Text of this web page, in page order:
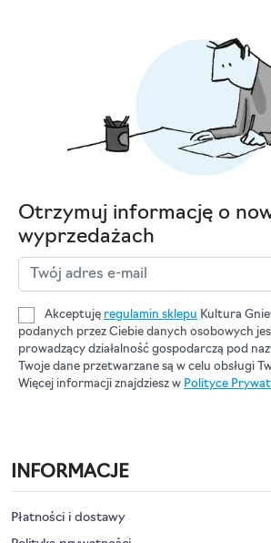
Otrzymuj informację o
wyprzedażach
Akceptuję regulamin sklepu Kultura
podanych przez Ciebie danych osobowych
prowadzący działalność gospodarczą pod
Twoje dane przetwarzane są w celu obsługi
Więcej informacji znajdziesz w Polityce
INFORMACJE
Płatności i dostawy